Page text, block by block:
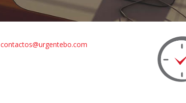
contactos@urgentebo.com